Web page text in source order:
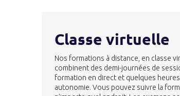
Classe virtuelle
Nos formations à distance, en classe
combinent des demi-journées de
formation en direct et quelques
autonomie. Vous pouvez suivre la